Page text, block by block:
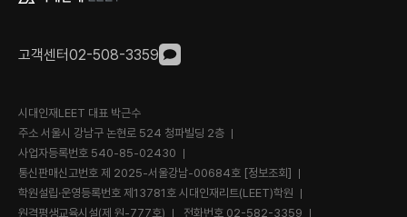
고객센터02-508-3359
시대인재LEET 대표 박근수
주소 서울시 강남구 논현로 524 청파빌딩 2층
사업자등록번호 540-85-02430
통신판매신고번호 제 2025-서울강남-00684호 [정보조회]
학원설립·운영등록번호 제13781호 시대인재리트(LEET)학원
원격평생교육시설(제 원-777호)
전화번호 02-582-3359